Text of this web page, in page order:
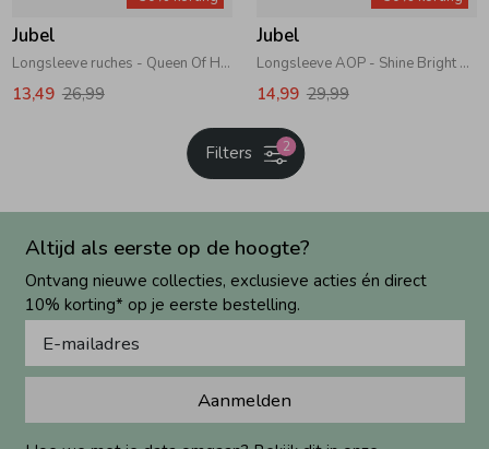
Jubel
Longsleeve ruches - Queen Of Hearts 750 Antraciet
13,49 26,99
Jubel
Longsleeve AOP - Shine Bright 750 Antraciet
14,99 29,99
2
Filters
Altijd als eerste op de hoogte?
Ontvang nieuwe collecties, exclusieve acties én direct
10% korting* op je eerste bestelling.
Aanmelden